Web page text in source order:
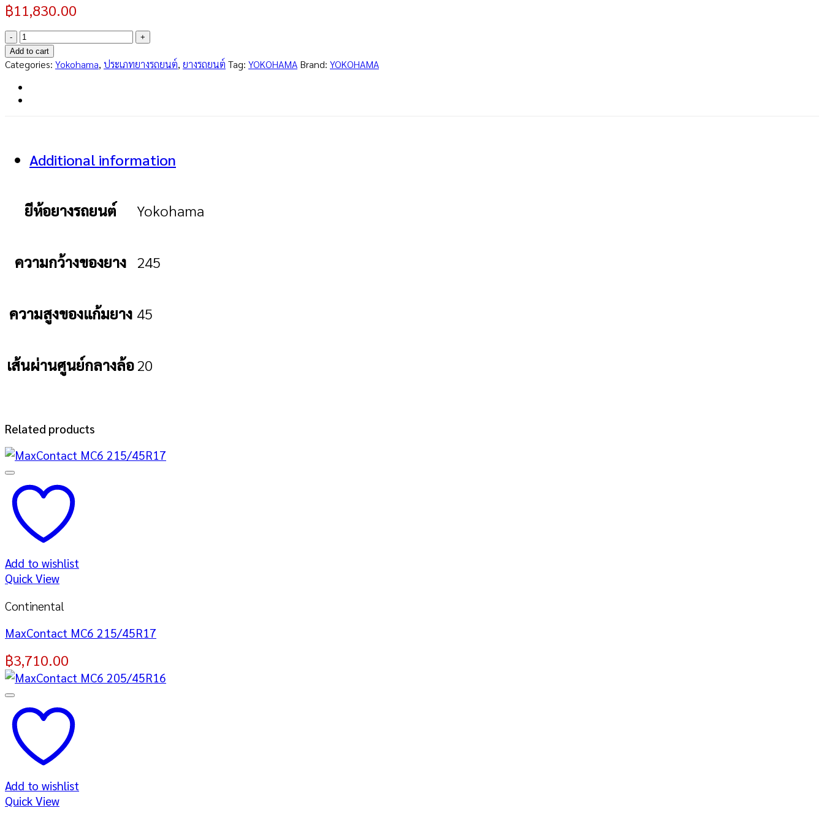
฿11,830.00
ADVAN
Sport
V108
(JP)
245/45R20
quantity
Add to cart
Categories: Yokohama, ประเภทยางรถยนต์, ยางรถยนต์ Tag: YOKOHAMA Brand: YOKOHAMA
Additional information
ยีห้อยางรถยนต์ Yokohama
ความกว้างของยาง 245
ความสูงของแก้มยาง 45
เส้นผ่านศูนย์กลางล้อ20
Related products
Add to wishlist
Quick View
Continental
MaxContact MC6 215/45R17
฿3,710.00
Add to wishlist
Quick View